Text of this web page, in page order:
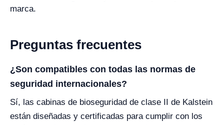
marca.
Preguntas frecuentes
¿Son compatibles con todas las normas de
seguridad internacionales?
Sí, las cabinas de bioseguridad de clase II de Kalstein
están diseñadas y certificadas para cumplir con los